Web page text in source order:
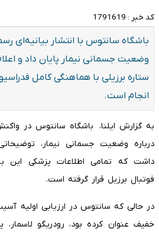
کد خبر : 1791619
باشگاه سانتوس با انتشار بیانیه‌ای
وضعیت جسمانی نیمار پایان داد و
ستاره برزیلی با هماهنگی کامل
انجام است.
به گزارش ایلنا، باشگاه سانتوس در
درباره وضعیت جسمانی نیمار،
داشت که تمامی اطلاعات پزشکی این
فوتبال برزیل قرار گرفته است.
در حالی که سانتوس در ارزیابی اولیه
خفیف عنوان کرده بود، رودریگو